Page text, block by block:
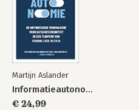
Martijn Aslander
Informatieautonomie
€ 24,99